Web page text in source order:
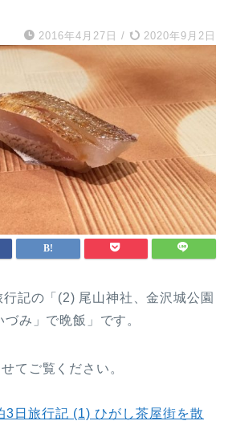
2016年4月27日 / 2020年9月2日
記の「(2) 尾山神社、金沢城公園
み」で晩飯」です。
てご覧ください。
3日旅行記 (1) ひがし茶屋街を散